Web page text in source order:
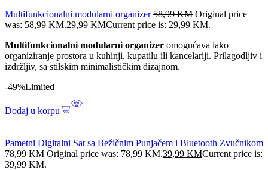
Multifunkcionalni modularni organizer58,99KM Original price
was: 58,99 KM.29,99 KMCurrent price is: 29,99 KM.
Multifunkcionalni modularni organizer omogućava lako
organiziranje prostora u kuhinji, kupatilu ili kancelariji. Prilagodljiv i
izdržljiv, sa stilskim minimalističkim dizajnom.
-49%Limited
Dodaj u korpu
Pametni Digitalni Sat sa Bežičnim Punjačem i Bluetooth Zvučnikom
78,99KM Original price was: 78,99 KM.39,99 KMCurrent price is:
39,99 KM.